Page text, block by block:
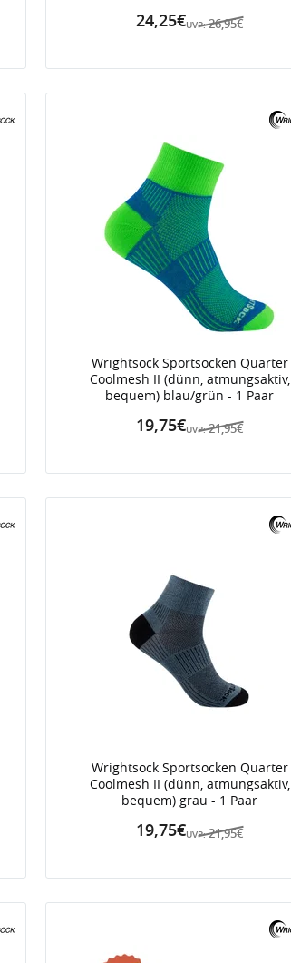
UVP: 26,95€
24,25€
Wrightsock Sportsocken Quarter
Coolmesh II (dünn, atmungsaktiv,
bequem) blau/grün - 1 Paar
UVP: 21,95€
19,75€
Wrightsock Sportsocken Quarter
Coolmesh II (dünn, atmungsaktiv,
bequem) grau - 1 Paar
UVP: 21,95€
19,75€